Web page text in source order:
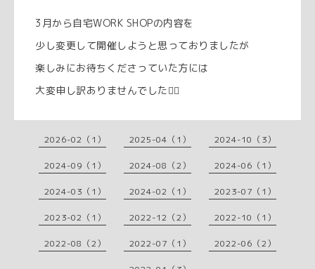
3月から自宅WORK SHOPの内容を
少し変更して開催しようと思っておりましたが
楽しみにお待ちくださっていた方には
大変申し訳ありませんでした🙇‍♀️
2026-02（1） 2025-04（1） 2024-10（3）
2024-09（1） 2024-08（2） 2024-06（1）
2024-03（1） 2024-02（1） 2023-07（1）
2023-02（1） 2022-12（2） 2022-10（1）
2022-08（2） 2022-07（1） 2022-06（2）